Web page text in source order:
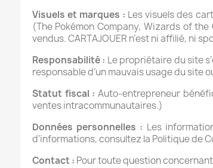
Visuels et marques : Les visuels des
(The Pokémon Company, Wizards of
vendus. CARTAJOUER n’est ni affilié, ni
Responsabilité : Le propriétaire du site
responsable d’un mauvais usage du
Statut fiscal : Auto‑entrepreneur
ventes intracommunautaires.)
Données personnelles : Les
d’informations, consultez la Politique de
Contact : Pour toute question